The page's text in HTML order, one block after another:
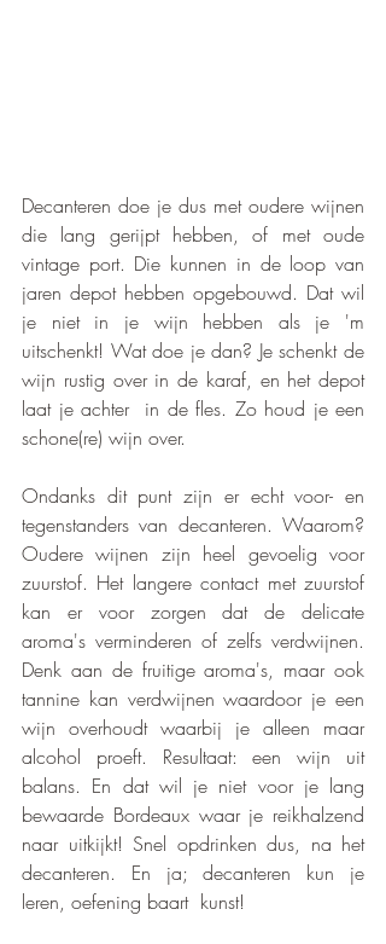
Decanteren doe je dus met oudere wijnen
die lang gerijpt hebben, of met oude
vintage port. Die kunnen in de loop van
jaren depot hebben opgebouwd. Dat wil
je niet in je wijn hebben als je 'm
uitschenkt! Wat doe je dan? Je schenkt de
wijn rustig over in de karaf, en het depot
laat je achter  in de fles. Zo houd je een
schone(re) wijn over.
Ondanks dit punt zijn er echt voor- en
tegenstanders van decanteren. Waarom?
Oudere wijnen zijn heel gevoelig voor
zuurstof. Het langere contact met zuurstof
kan er voor zorgen dat de delicate
aroma's verminderen of zelfs verdwijnen.
Denk aan de fruitige aroma's, maar ook
tannine kan verdwijnen waardoor je een
wijn overhoudt waarbij je alleen maar
alcohol proeft. Resultaat: een wijn uit
balans. En dat wil je niet voor je lang
bewaarde Bordeaux waar je reikhalzend
naar uitkijkt! Snel opdrinken dus, na het
decanteren. En ja; decanteren kun je
leren, oefening baart  kunst!